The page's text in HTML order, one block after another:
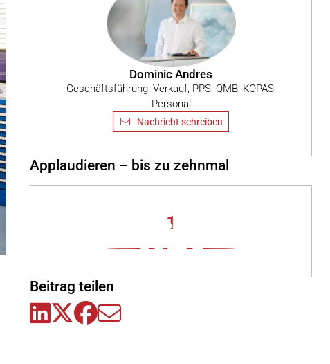
Dominic Andres
Geschäftsführung, Verkauf, PPS, QMB, KOPAS,
Personal
Nachricht schreiben
Applaudieren – bis zu zehnmal
1
Beitrag teilen